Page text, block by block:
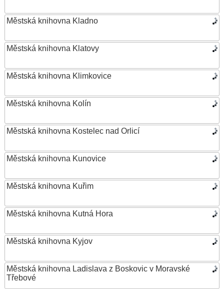
Městská knihovna Kladno
Městská knihovna Klatovy
Městská knihovna Klimkovice
Městská knihovna Kolín
Městská knihovna Kostelec nad Orlicí
Městská knihovna Kunovice
Městská knihovna Kuřim
Městská knihovna Kutná Hora
Městská knihovna Kyjov
Městská knihovna Ladislava z Boskovic v Moravské
Třebové